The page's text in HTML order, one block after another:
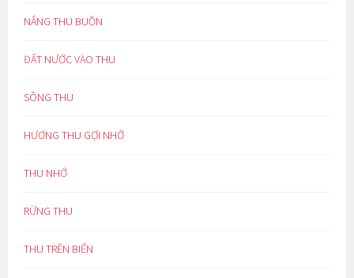
NẮNG THU BUỒN
ĐẤT NƯỚC VÀO THU
SÔNG THU
HƯƠNG THU GỢI NHỚ
THU NHỚ
RỪNG THU
THU TRÊN BIỂN